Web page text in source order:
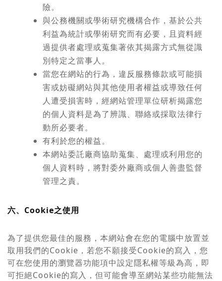
險。
與公務機關或學術研究機構合作，基於公共
利益為統計或學術研究而有必要，且資料經
過提供者處理或蒐集著依其揭露方式無從識
別特定之當事人。
當您在網站的行為，違反服務條款或可能損
害或妨礙網站與其他使用者權益或導致任何
人遭受損害時，經網站管理單位研析揭露您
的個人資料是為了辨識、聯絡或採取法律行
動所必要者。
有利於您的權益。
本網站委託廠商協助蒐集、處理或利用您的
個人資料時，將對委外廠商或個人善盡監督
管理之責。
六、Cookie之使用
為了提供您最佳的服務，本網站會在您的電腦中放置並
取用我們的Cookie，若您不願接受Cookie的寫入，您
可在您使用的瀏覽器功能項中設定隱私權等級為高，即
可拒絕Cookie的寫入，但可能會導至網站某些功能無法